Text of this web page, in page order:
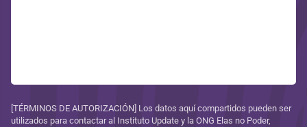
[TÉRMINOS DE AUTORIZACIÓN] Los datos aquí compartidos pueden ser
utilizados para contactar al Instituto Update y la ONG Elas no Poder,